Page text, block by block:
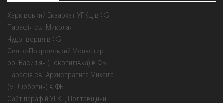
Харківський Екзархат УГКЦ в ФБ
Парафія св. Миколая
Чудотворця в ФБ
Свято-Покровський Монастир
оо. Василіян (Покотилівка) в ФБ
Парафія св. Архистратига Михаїла
(м. Люботин) в ФБ
Сайт парафій УГКЦ Полтавщини